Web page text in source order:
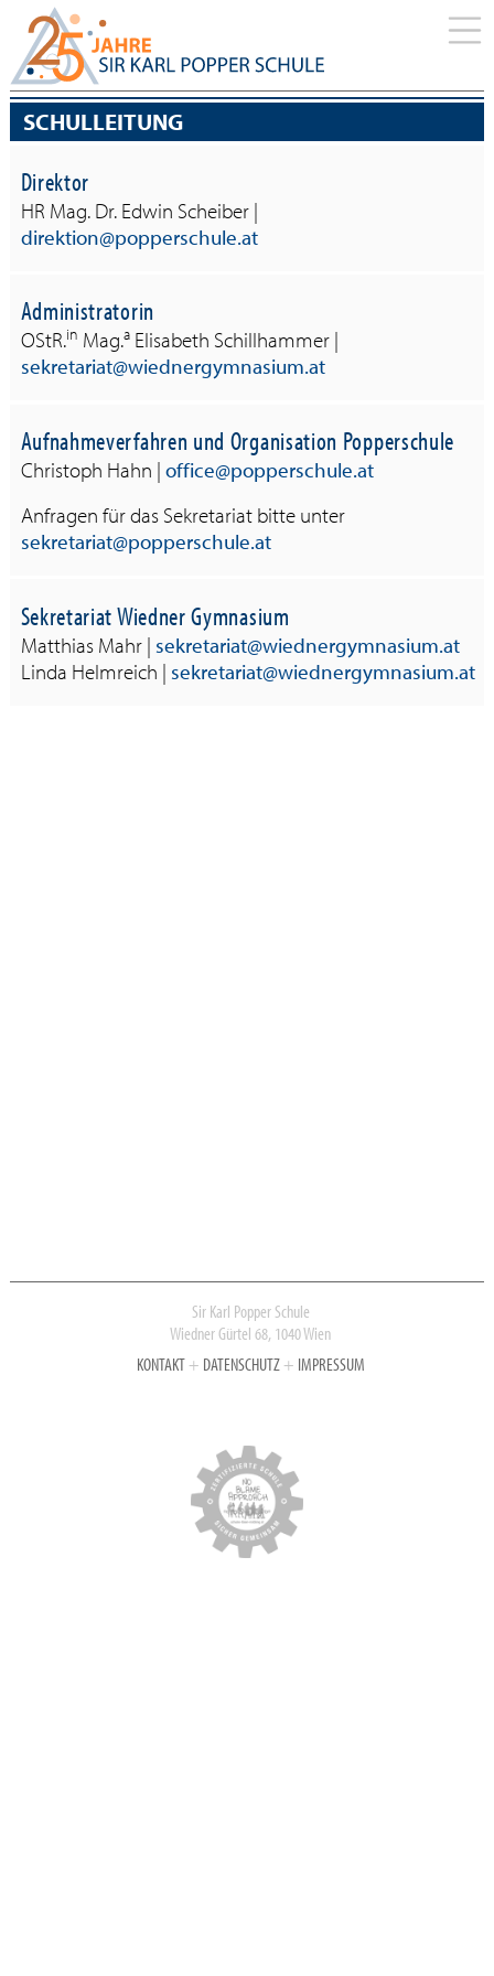
SCHULLEITUNG
Direktor
HR Mag. Dr. Edwin Scheiber |
direktion
popperschule.at
Administratorin
OStR.in Mag.aElisabeth Schillhammer |
sekretariat wiednergymnasium.at
Aufnahmeverfahren und Organisation Popperschule
Christoph Hahn | office
popperschule.at
Anfragen für das Sekretariat bitte unter
sekretariat popperschule.at
Sekretariat Wiedner Gymnasium
Matthias Mahr | sekretariat wiednergymnasium.at
Linda Helmreich | sekretariat wiednergymnasium.at
Sir Karl Popper Schule
Wiedner Gürtel 68, 1040 Wien
KONTAKT+ DATENSCHUTZ+ IMPRESSUM